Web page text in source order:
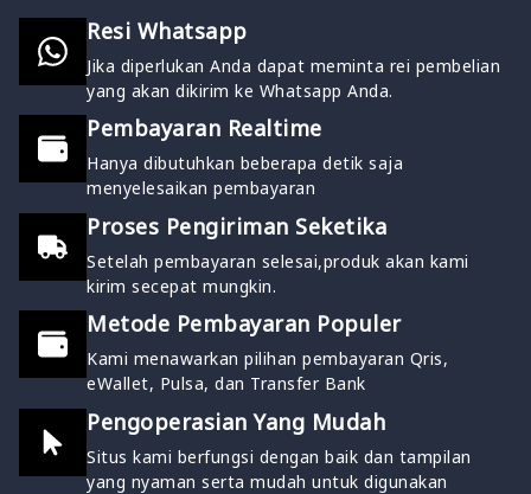
Resi Whatsapp
Jika diperlukan Anda dapat meminta rei pembelian
yang akan dikirim ke Whatsapp Anda.
Pembayaran Realtime
Hanya dibutuhkan beberapa detik saja
menyelesaikan pembayaran
Proses Pengiriman Seketika
Setelah pembayaran selesai,produk akan kami
kirim secepat mungkin.
Metode Pembayaran Populer
Kami menawarkan pilihan pembayaran Qris,
eWallet, Pulsa, dan Transfer Bank
Pengoperasian Yang Mudah
Situs kami berfungsi dengan baik dan tampilan
yang nyaman serta mudah untuk digunakan